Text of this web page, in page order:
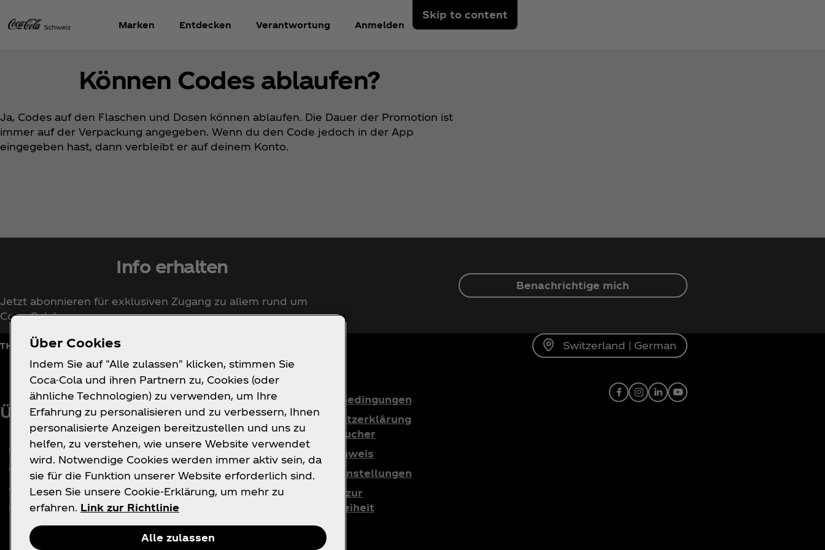
Skip to content
Marken Entdecken Verantwortung Anmelden
Können Codes ablaufen?
Ja, Codes auf den Flaschen und Dosen können ablaufen. Die Dauer der Promotion ist
immer auf der Verpackung angegeben. Wenn du den Code jedoch in der App
eingegeben hast, dann verbleibt er auf deinem Konto.
Info erhalten
Jetzt abonnieren für exklusiven Zugang zu allem rund um
Coca‑Cola!
Benachrichtige mich
Switzerland | German
Über uns
Medienzentrum
Jobs
Partnerschaften
Brauchst du Hilfe?
Häufige Fragen
Impressum
Nutzungsbedingungen
Datenschutzerklärung
für Verbraucher
Cookie-Hinweis
Cookies-Einstellungen
Erklärung zur
Barrierefreiheit
Facebook
Instagram
Linkedin
Youtube
Über Cookies
Indem Sie auf "Alle zulassen" klicken, stimmen Sie
Coca-Cola und ihren Partnern zu, Cookies (oder
ähnliche Technologien) zu verwenden, um Ihre
Erfahrung zu personalisieren und zu verbessern, Ihnen
personalisierte Anzeigen bereitzustellen und uns zu
helfen, zu verstehen, wie unsere Website verwendet
wird. Notwendige Cookies werden immer aktiv sein, da
sie für die Funktion unserer Website erforderlich sind.
Lesen Sie unsere Cookie-Erklärung, um mehr zu
erfahren. Link zur Richtlinie
Alle zulassen